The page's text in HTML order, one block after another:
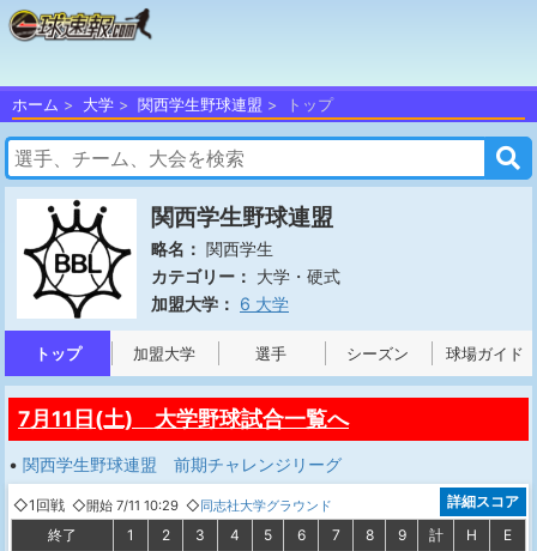
ホーム 大学 関西学生野球連盟 トップ
関西学生野球連盟
略名： 関西学生
カテゴリー： 大学・硬式
加盟大学： 6 大学
トップ 加盟大学 選手 シーズン 球場ガイド
7月11日(土) 大学野球試合一覧へ
• 関西学生野球連盟 前期チャレンジリーグ
◇1回戦 ◇開始 7/11 10:29 ◇同志社大学グラウンド
終了 1 2 3 4 5 6 7 8 9 計 H
E
詳細スコア